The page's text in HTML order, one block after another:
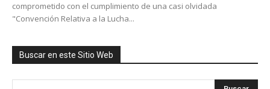
comprometido con el cumplimiento de una casi olvidada
"Convención Relativa a la Lucha...
Buscar en este Sitio Web